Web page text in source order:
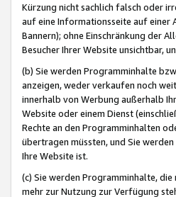
Kürzung nicht sachlich falsch oder
auf eine Informationsseite auf einer
Bannern); ohne Einschränkung der
Besucher Ihrer Website unsichtbar,
(b) Sie werden Programminhalte
anzeigen, weder verkaufen noch
innerhalb von Werbung außerhalb
Website oder einem Dienst
Rechte an den Programminhalten
übertragen müssten, und Sie
Ihre Website ist.
(c) Sie werden Programminhalte,
mehr zur Nutzung zur Verfügung